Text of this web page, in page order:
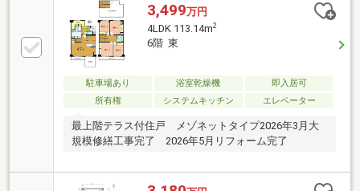
3,499万円
4LDK 113.14m2
6階 東
駐車場あり 浴室乾燥機
即入居可
所有権
システムキッチン エレベーター
最上階テラス付住戸 メゾネットタイプ2026年3月大
規模修繕工事完了 2026年5月リフォーム完了